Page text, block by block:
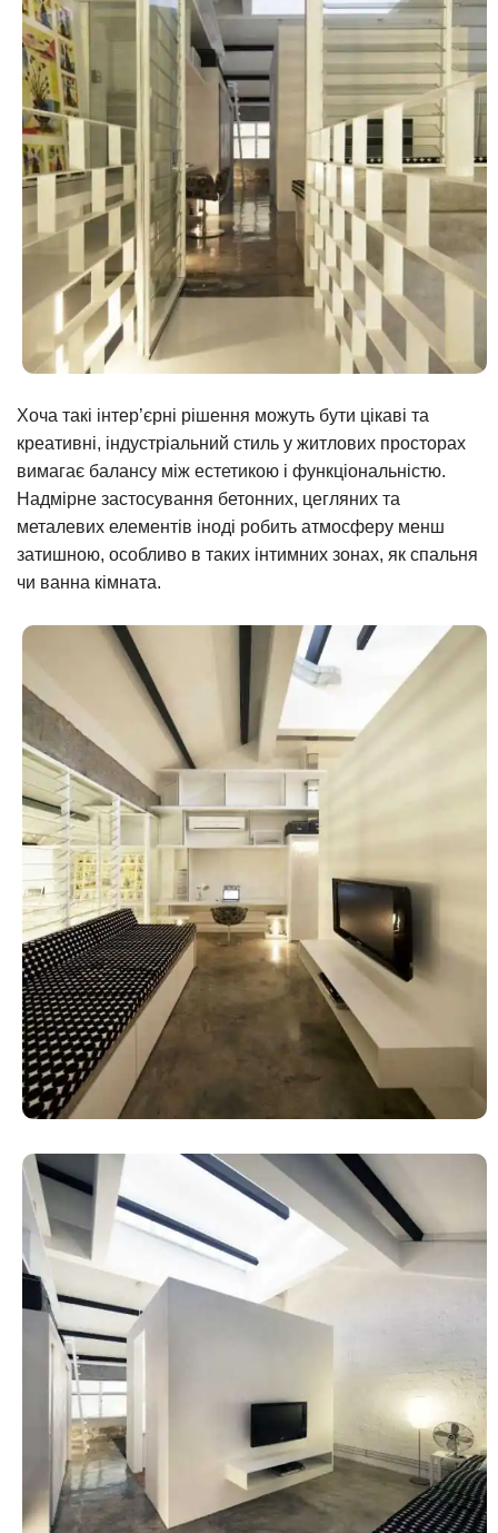
Хоча такі інтер’єрні рішення можуть бути цікаві та
креативні, індустріальний стиль у житлових просторах
вимагає балансу між естетикою і функціональністю.
Надмірне застосування бетонних, цегляних та
металевих елементів іноді робить атмосферу менш
затишною, особливо в таких інтимних зонах, як спальня
чи ванна кімната.